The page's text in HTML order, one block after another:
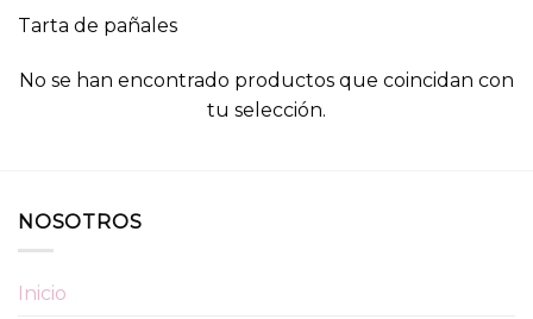
Tarta de pañales
No se han encontrado productos que coincidan con
tu selección.
NOSOTROS
Inicio